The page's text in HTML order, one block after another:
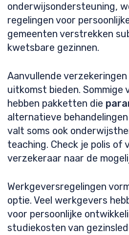
onderwijsondersteuning,
regelingen voor
gemeenten verstrekken
kwetsbare gezinnen.
Aanvullende verzekeringen
uitkomst bieden. Sommige
hebben pakketten die
alternatieve
valt soms ook
teaching. Check je polis of
verzekeraar naar de
Werkgeversregelingen
optie. Veel werkgevers
voor persoonlijke
studiekosten van